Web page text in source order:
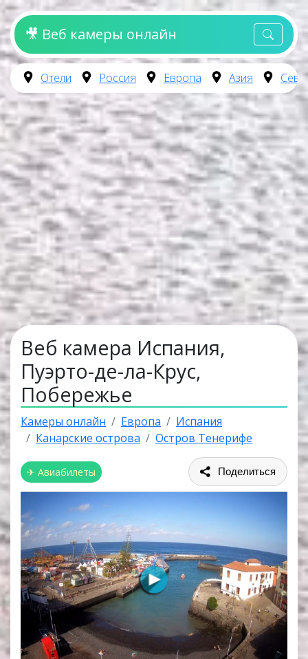
🎥 Веб камеры онлайн
Отели Россия Европа Азия
Веб камера Испания,
Пуэрто-де-ла-Крус,
Побережье
Камеры онлайн Европа
Испания
Канарские острова
Остров Тенерифе
✈ Авиабилеты Поделиться